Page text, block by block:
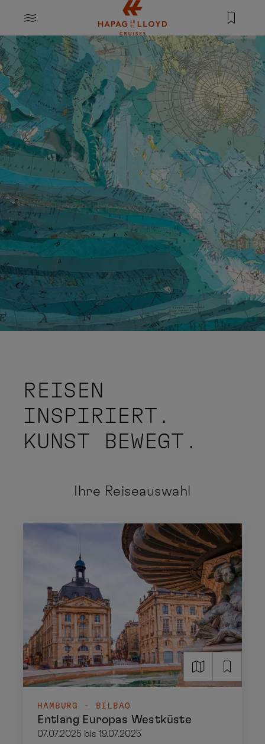
Springe zum Hauptinhalt
MENU
REISEN
INSPIRIERT.
KUNST BEWEGT.
Ihre Reiseauswahl
HAMBURG - BILBAO
Entlang Europas Westküste
07.07.2025 bis 19.07.2025